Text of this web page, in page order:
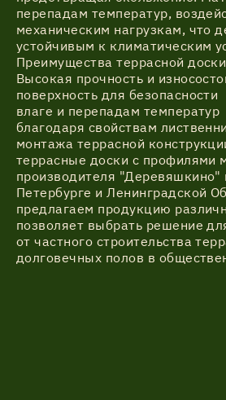
перепадам температур,
механическим нагрузкам, что
устойчивым к климатическим
Преимущества террасной
Высокая прочность и
поверхность для
влаге и перепадам
благодаря свойствам
монтажа террасной
террасные доски с профилями
производителя "Деревяшкино"
Петербурге и Ленинградской
предлагаем продукцию
позволяет выбрать решение
от частного строительства
долговечных полов в